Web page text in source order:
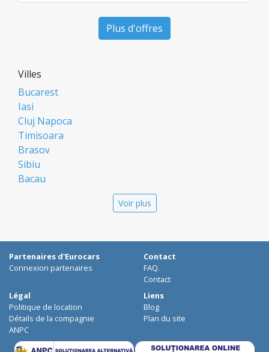
Plus d'offres
Villes
Bucarest
Iasi
Cluj Napoca
Timisoara
Brasov
Sibiu
Bacau
Galati
Suceava
Focsani
Targoviste
Ploiesti
Craiova
Voir plus
Partenaires d'Eurocars
Connexion partenaires
Contact
FAQ.
Contact
Légal
Politique de location
Détails de la compagnie
ANPC
Liens
Blog
Plan du site